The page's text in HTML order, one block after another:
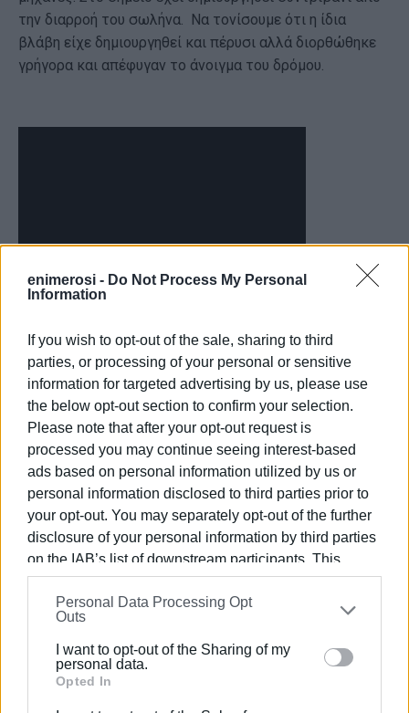
enimerosi - Do Not Process My Personal
Information
If you wish to opt-out of the sale, sharing to third
parties, or processing of your personal or sensitive
information for targeted advertising by us, please use
the below opt-out section to confirm your selection.
Please note that after your opt-out request is
processed you may continue seeing interest-based
ads based on personal information utilized by us or
personal information disclosed to third parties prior to
your opt-out. You may separately opt-out of the further
disclosure of your personal information by third parties
on the IAB’s list of downstream participants. This
information may also be disclosed by us to third parties
on theIAB’s List of Downstream Participants
that may
further disclose it to other third parties.
Please note that this website/app uses one or more
Google services and may gather and store information
Personal Data Processing Opt
Outs
I want to opt-out of the Sharing of my
personal data.
Opted In
την διαρροή του σωλήνα. Να τονίσουμε ότι η ίδια
βλάβη είχε δημιουργηθεί και πέρυσι αλλά διορθώθηκε
γρήγορα και απέφυγαν το άνοιγμα του δρόμου.
Εμφανίσεις: 181